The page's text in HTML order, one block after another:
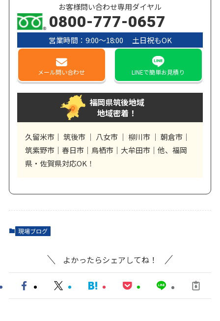
お客様問い合わせ専用ダイヤル
0800-777-0657
営業時間：9:00〜18:00 土日祝もOK
メール問い合わせ LINEで簡単お見積り
福岡県筑後地域
地域密着！
久留米市｜ 筑後市 ｜ 八女市 ｜ 柳川市 ｜ 朝倉市｜
筑紫野市｜春日市｜鳥栖市｜大牟田市｜他、福岡
県・佐賀県対応OK！
現場ブログ
よかったらシェアしてね！